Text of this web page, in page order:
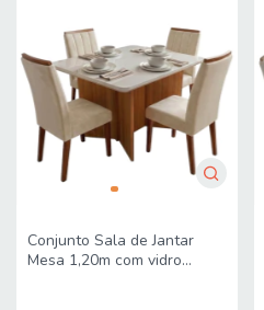
Conjunto Sala de Jantar
Mesa 1,20m com vidro